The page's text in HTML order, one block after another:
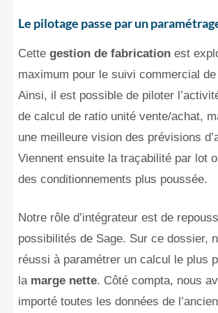
Le pilotage passe par un
Cettegestion de fabrication est
maximum pour le suivi commercial de
Ainsi, il est possible de piloter
de calcul de ratio unité vente/achat,
une meilleure vision des prévisions
Viennent ensuite la traçabilité par lot
des conditionnements plus poussée.
Notre rôle d’intégrateur est de
possibilités de Sage. Sur ce dossier,
réussi à paramétrer un calcul le plus
la marge nette. Côté compta, nous
importé toutes les données de l’ancien